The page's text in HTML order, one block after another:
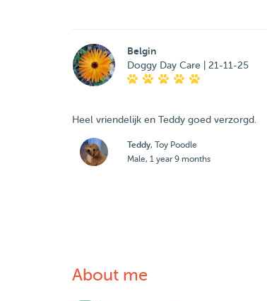
Belgin
Doggy Day Care | 21-11-25
Heel vriendelijk en Teddy goed verzorgd.
Teddy, Toy Poodle
Male, 1 year 9 months
About me